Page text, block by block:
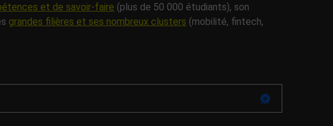
et de savoir-faire (plus de 50 000 étudiants), son
grandes filières et ses nombreux clusters (mobilité, fintech,